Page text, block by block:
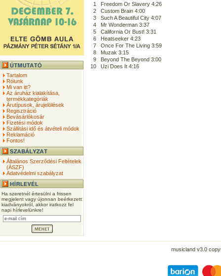
Tartalom
Rólunk
Mi van itt?
Az áruház kialakítása,
termékkategóriák
Árutípusok, árujelölések
Regisztráció
Bevásárlókosár
Fizetési módok
Szállítási idő és átvételi módok
Reklamáció
Fontos!
Általános Szerződési Feltételek
(ÁSZF)
Adatvédelmi szabályzat
Ha szeretnél értesülni a frissen
megjelent vagy újonnan beérkezett
kiadványokról, akkor iratkozz fel
napi hírlevelünkre!
1
Freedom Or Slavery 4:26
2
Custom Brain 4:00
3
Such A Beautiful City 4:07
4
Mr Wonderman 3:37
5
California Or Bust! 3:31
6
Heatseeker 4:23
7
Once For The Living 3:59
8
Muzak 3:15
9
Beyond The Beyond 3:00
10
Uzi Does It 4:16
musicland v3.0